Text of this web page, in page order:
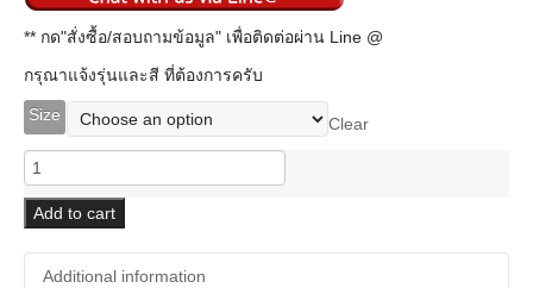
** กด"สั่งซื้อ/สอบถามข้อมูล" เพื่อติดต่อผ่าน Line @
กรุณาแจ้งรุ่นและสี ที่ต้องการครับ
Size
Clear
Ernie
Ball
Slinky
Till
Death
Add to cart
Additional information